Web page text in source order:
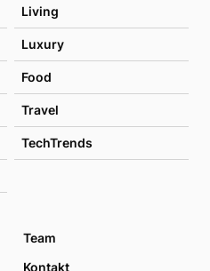
Living
Luxury
Food
Travel
TechTrends
Team
Kontakt